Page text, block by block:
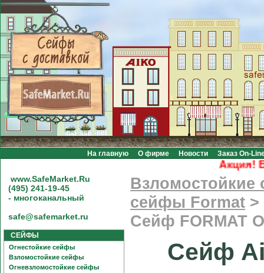
На главную О фирме Новости Заказ On-
Акция!
www.SafeMarket.Ru
(495) 241-19-45
- многоканальный
safe@safemarket.ru
СЕЙФЫ
Огнестойкие сейфы
Взломостойкие сейфы
Огневзломостойкие сейфы
сейфы Format >
Сейф FORMAT
Сейф